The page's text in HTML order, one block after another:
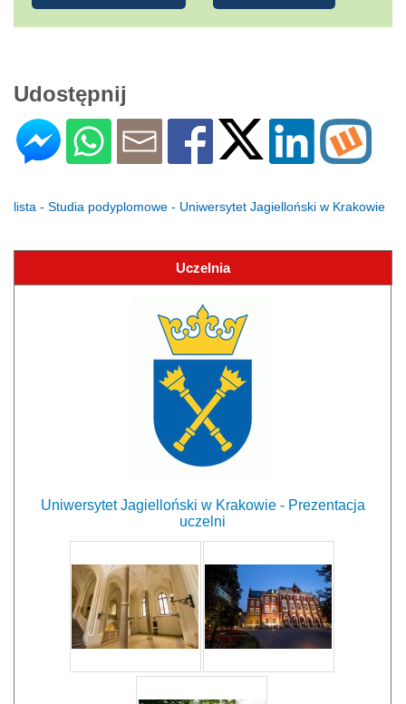
Udostępnij
lista - Studia podyplomowe - Uniwersytet Jagielloński w Krakowie
Uczelnia
Uniwersytet Jagielloński w Krakowie - Prezentacja
uczelni